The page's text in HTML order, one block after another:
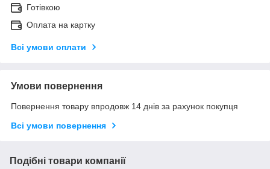
Готівкою
Оплата на картку
Всі умови оплати
Умови повернення
Повернення товару впродовж 14 днів за рахунок покупця
Всі умови повернення
Подібні товари компанії